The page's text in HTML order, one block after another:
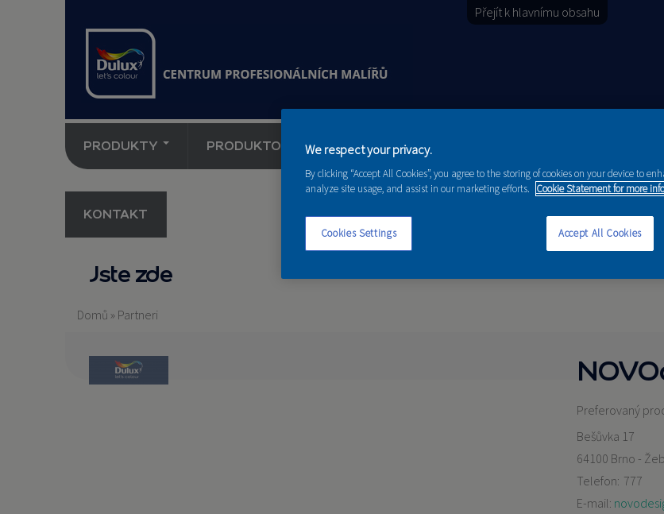
Přejít k hlavnímu obsahu
PRODUKTY PRODUKTOVÉ NOVINKY PORADENSTVÍ
KONTAKT
Jste zde
Domů » Partneri
Preferovaný
Bešůvka 17
64100 Brno -
Telefon: 777
E-mail:
We respect your privacy.
By clicking “Accept All Cookies”, you agree to the storing of cookies on your device to
analyze site usage, and assist in our marketing efforts. Cookie Statement for more
Cookies Settings Accept All Cookies